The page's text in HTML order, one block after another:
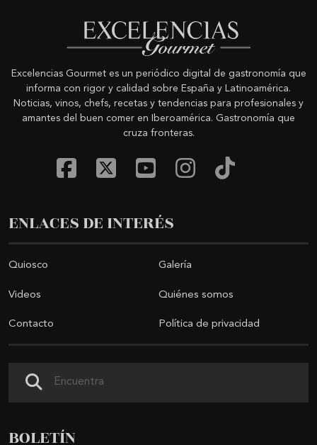
Excelencias Gourmet es un periódico digital de gastronomía que
informa con rigor y calidad sobre España y Latinoamérica.
Noticias, vinos, chefs, recetas y tendencias para profesionales y
amantes del buen comer en Iberoamérica. Gastronomía que
cruza fronteras.
ENLACES DE INTERÉS
Quiosco Galería
Videos Quiénes somos
Contacto Política de privacidad
BOLETÍN